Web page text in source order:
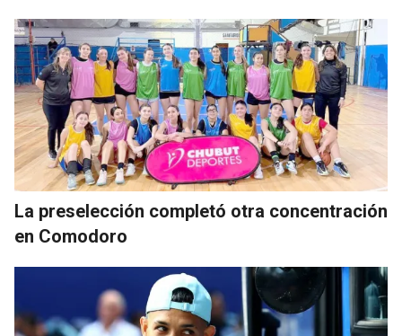
La preselección completó otra concentración
en Comodoro